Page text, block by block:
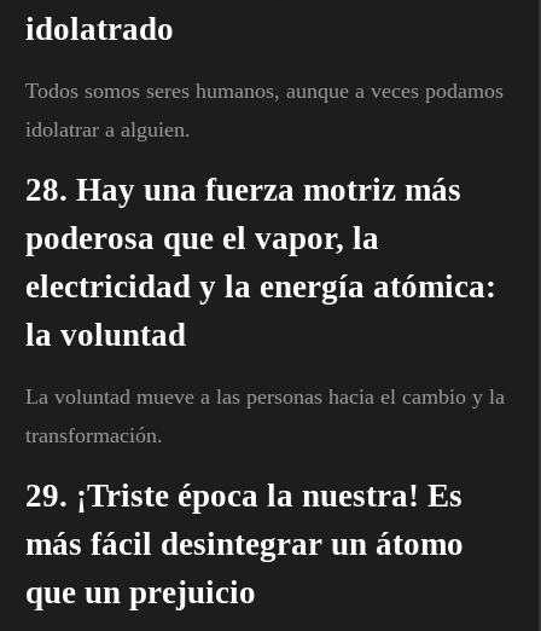
idolatrado
Todos somos seres humanos, aunque a veces podamos
idolatrar a alguien.
28. Hay una fuerza motriz más
poderosa que el vapor, la
electricidad y la energía atómica:
la voluntad
La voluntad mueve a las personas hacia el cambio y la
transformación.
29. ¡Triste época la nuestra! Es
más fácil desintegrar un átomo
que un prejuicio